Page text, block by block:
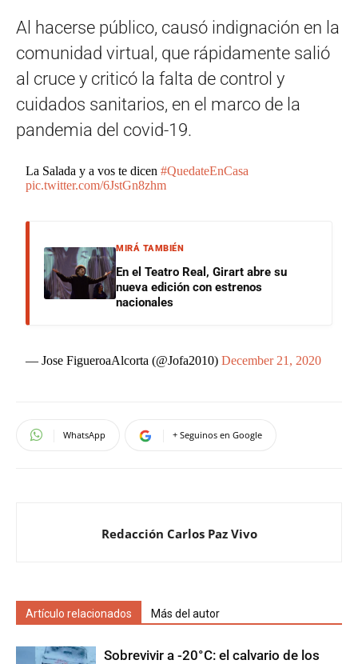
Al hacerse público, causó indignación en la
comunidad virtual, que rápidamente salió
al cruce y criticó la falta de control y
cuidados sanitarios, en el marco de la
pandemia del covid-19.
La Salada y a vos te dicen#QuedateEnCasa
pic.twitter.com/6JstGn8zhm
MIRÁ TAMBIÉN
En el Teatro Real, Girart abre su
nueva edición con estrenos
nacionales
— Jose FigueroaAlcorta (@Jofa2010)December 21, 2020
WhatsApp + Seguinos en Google
Redacción Carlos Paz Vivo
Artículo relacionados Más del autor
Sobrevivir a -20°C: el calvario de los